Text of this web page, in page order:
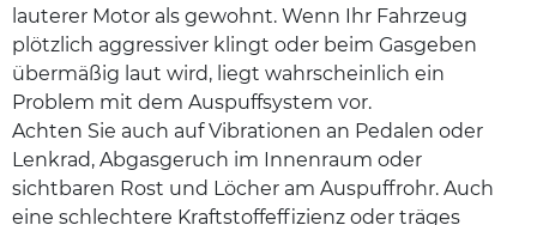
lauterer Motor als gewohnt. Wenn Ihr Fahrzeug
plötzlich aggressiver klingt oder beim Gasgeben
übermäßig laut wird, liegt wahrscheinlich ein
Problem mit dem Auspuffsystem vor.
Achten Sie auch auf Vibrationen an Pedalen oder
Lenkrad, Abgasgeruch im Innenraum oder
sichtbaren Rost und Löcher am Auspuffrohr. Auch
eine schlechtere Kraftstoffeffizienz oder träges